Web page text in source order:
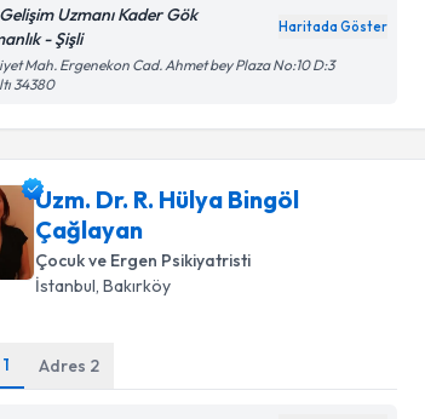
Uzmanı Kader Gök
- Şişli
Haritada Göster
Mah. Ergenekon Cad. Ahmet bey Plaza No:10 D:3
34380
Uzm. Dr. R. Hülya Bingöl
Çağlayan
Çocuk ve Ergen Psikiyatristi
İstanbul, Bakırköy
1 Adres 2